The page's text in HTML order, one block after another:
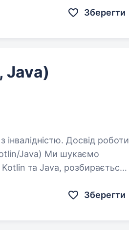
Зберегти
Java)
інвалідністю. Досвід роботи
та Java, розбирається
Зберегти